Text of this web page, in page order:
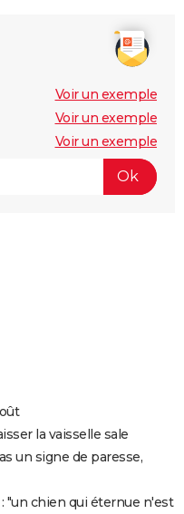
Voir un exemple
Voir un exemple
Voir un exemple
la vaisselle sale
un signe de paresse,
"un chien qui éternue n'est